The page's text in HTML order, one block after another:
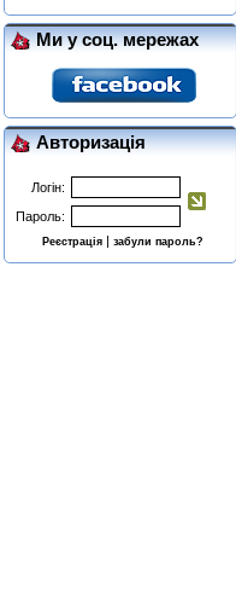
Ми у соц. мережах
Авторизація
Логін:
Пароль:
Реєстрація |забули пароль?